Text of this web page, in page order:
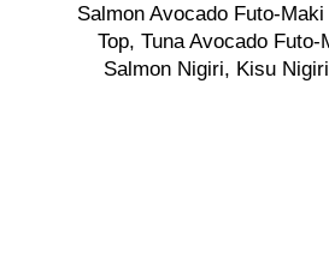
Salmon Avocado Futo-
Top, Tuna Avocado
Salmon Nigiri, Kisu